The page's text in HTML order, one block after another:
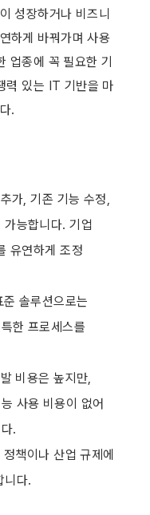
성장하거나 비즈니
하게 바꿔가며 사용
업종에 꼭 필요한 기
력 있는 IT 기반을 마
.
가, 기존 기능 수정,
능합니다. 기업
유연하게 조정
준 솔루션으로는
한 프로세스를
비용은 높지만,
사용 비용이 없어
.
책이나 산업 규제에
니다.